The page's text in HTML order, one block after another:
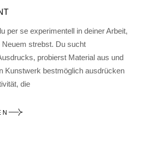
per se experimentell in deiner Arbeit,
strebst. Du sucht
probierst Material aus und
Kunstwerk bestmöglich ausdrücken
die